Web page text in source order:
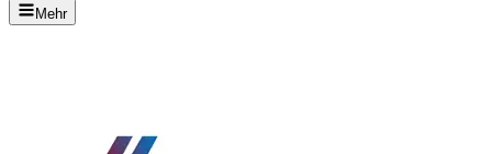
Mehr